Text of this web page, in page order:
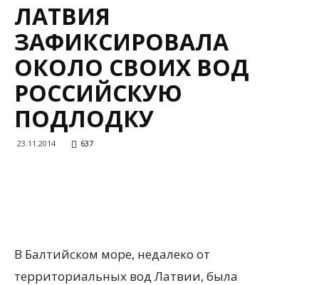
ЛАТВИЯ
ЗАФИКСИРОВАЛА
ОКОЛО СВОИХ ВОД
РОССИЙСКУЮ
ПОДЛОДКУ
23.11.2014 637
В Балтийском море, недалеко от
территориальных вод Латвии, была